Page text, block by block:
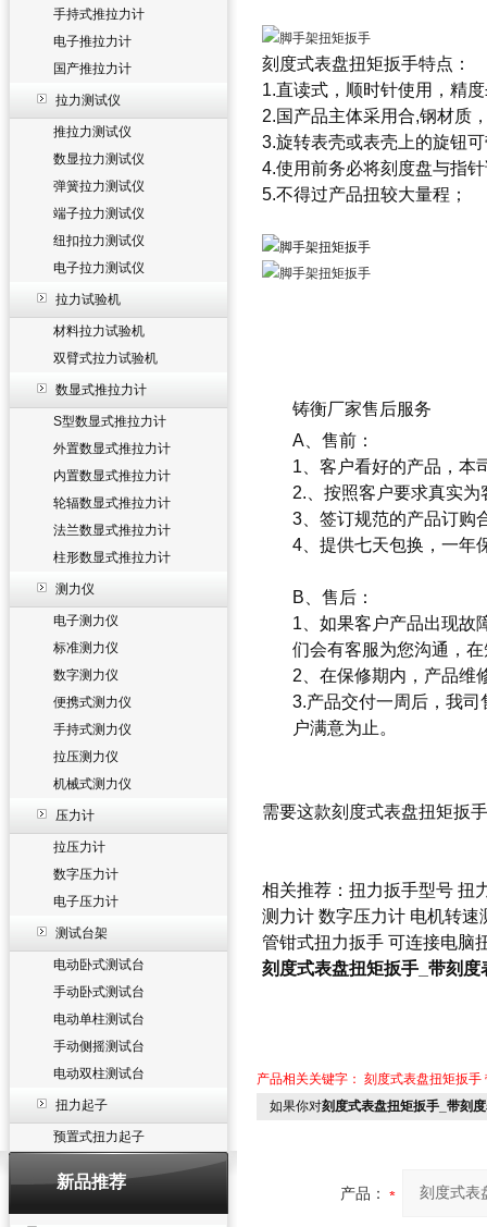
手持式推拉力计
电子推拉力计
国产推拉力计
拉力测试仪
推拉力测试仪
数显拉力测试仪
弹簧拉力测试仪
端子拉力测试仪
纽扣拉力测试仪
电子拉力测试仪
拉力试验机
材料拉力试验机
双臂式拉力试验机
数显式推拉力计
S型数显式推拉力计
外置数显式推拉力计
内置数显式推拉力计
轮辐数显式推拉力计
法兰数显式推拉力计
柱形数显式推拉力计
测力仪
电子测力仪
标准测力仪
数字测力仪
便携式测力仪
手持式测力仪
拉压测力仪
机械式测力仪
压力计
拉压力计
数字压力计
电子压力计
测试台架
电动卧式测试台
手动卧式测试台
电动单柱测试台
手动侧摇测试台
电动双柱测试台
扭力起子
预置式扭力起子
新品推荐
刻度式表盘扭矩扳手特点：
1.直读式，顺时针使用，精
2.国产品主体采用合,钢材质
3.旋转表壳或表壳上的旋钮
4.使用前务必将刻度盘与指
5.不得过产品扭较大量程；
铸衡厂家售后服务
A、 售前：
1、客户看好的产品，本
2.、按照客户要求真实
3、签订规范的产品订购
4、提供七天包换，一年
B、售后：
1、如果客户产品出现故
们会有客服为您沟通，
2、在保修期内，产品维
3.产品交付一周后，我
户满意为止。
需要这款刻度式表盘扭矩扳手
相关推荐： 扭力扳手型号 扭
测力计 数字压力计 电机转速
管钳式扭力扳手 可连接电脑
刻度式表盘扭矩扳手_带刻度
产品相关关键字： 刻度式表盘扭矩扳手
如果你对刻度式表盘扭矩扳手_带刻
产品：